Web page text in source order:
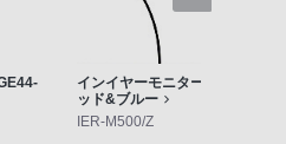
インイヤーモニター IER-M500
ッド&ブルー
IER-M500/Z